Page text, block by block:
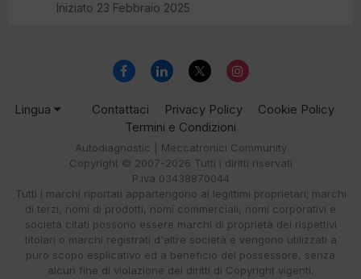
Iniziato 23 Febbraio 2025
Lingua Contattaci Privacy Policy
Cookie Policy
Termini e Condizioni
Autodiagnostic | Meccatronici Community
Copyright © 2007-2026 Tutti i diritti riservati
P.iva 03438870044
Tutti i marchi riportati appartengono ai legittimi proprietari; marchi
di terzi, nomi di prodotti, nomi commerciali, nomi corporativi e
società citati possono essere marchi di proprietà dei rispettivi
titolari o marchi registrati d'altre società e vengono utilizzati a
puro scopo esplicativo ed a beneficio del possessore, senza
alcun fine di violazione dei diritti di Copyright vigenti.